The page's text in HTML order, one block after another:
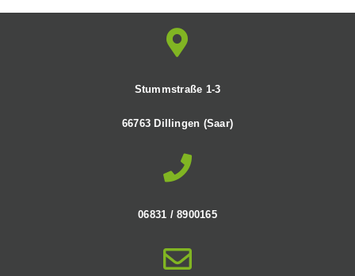
Stummstraße 1-3
66763 Dillingen (Saar)
06831 / 8900165